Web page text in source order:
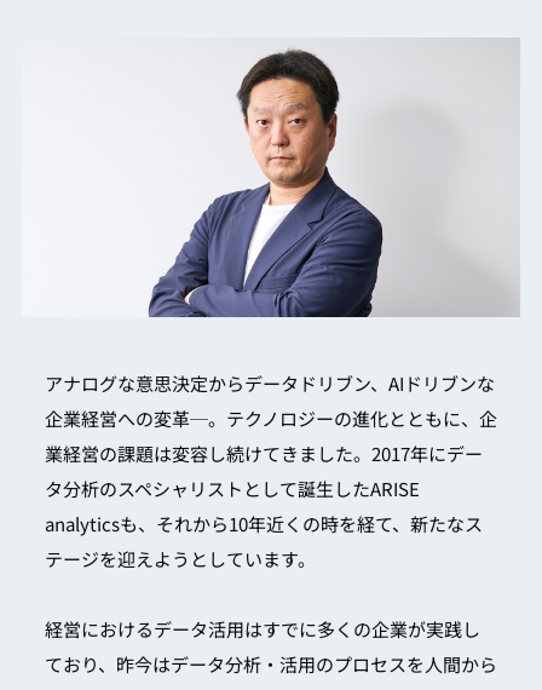
アナログな意思決定からデータドリブン、AIドリブンな
企業経営への変革─。テクノロジーの進化とともに、企
業経営の課題は変容し続けてきました。2017年にデー
タ分析のスペシャリストとして誕生したARISE
analyticsも、それから10年近くの時を経て、新たなス
テージを迎えようとしています。
経営におけるデータ活用はすでに多くの企業が実践し
ており、昨今はデータ分析・活用のプロセスを人間から